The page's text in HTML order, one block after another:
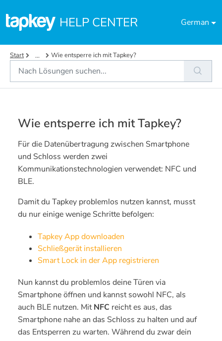
HELP CENTER German
Start ... Wie entsperre ich mit Tapkey?
Wie entsperre ich mit Tapkey?
Für die Datenübertragung zwischen Smartphone
und Schloss werden zwei
Kommunikationstechnologien verwendet: NFC und
BLE.
Damit du Tapkey problemlos nutzen kannst, musst
du nur einige wenige Schritte befolgen:
Tapkey App downloaden
Schließgerät installieren
Smart Lock in der App registrieren
Nun kannst du problemlos deine Türen via
Smartphone öffnen und kannst sowohl NFC, als
auch BLE nutzen. MitNFC reicht es aus, das
Smartphone nahe an das Schloss zu halten und auf
das Entsperren zu warten. Während du zwar dein